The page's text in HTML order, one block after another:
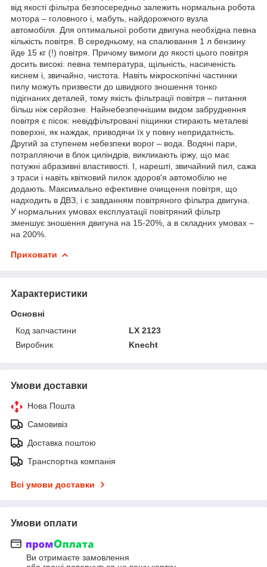
від якості фільтра безпосередньо залежить нормальна робота
мотора – головного і, мабуть, найдорожчого вузла
автомобіля. Для оптимальної роботи двигуна необхідна певна
кількість повітря. В середньому, на спалювання 1 л бензину
йде 15 кг (!) повітря. Причому вимоги до якості цього повітря
досить високі: певна температура, щільність, насиченість
киснем і, звичайно, чистота. Навіть мікроскопічні частинки
пилу можуть призвести до швидкого зношення тонко
підігнаних деталей, тому якість фільтрації повітря – питання
більш ніж серйозне. Найнебезпечнішим видом забруднення
повітря є пісок: невідфільтровані піщинки стирають металеві
поверхні, як наждак, приводячи їх у повну непридатність.
Другий за ступенем небезпеки ворог – вода. Водяні пари,
потрапляючи в блок циліндрів, викликають іржу, що має
потужні абразивні властивості. І, нарешті, звичайний пил, сажа
з траси і навіть квітковий пилок здоров'я автомобілю не
додають. Максимально ефективне очищення повітря, що
надходить в ДВЗ, і є завданням повітряного фільтра двигуна.
У нормальних умовах експлуатації повітряний фільтр
зменшує зношення двигуна на 15-20%, а в складних умовах –
на 200%.
Приховати
Характеристики
Основні
Код запчастини
LX 2123
Виробник
Knecht
Умови доставки
Нова Пошта
Самовивіз
Доставка поштою
Транспортна компанія
Всі умови доставки
Умови оплати
Ви отримаєте замовлення